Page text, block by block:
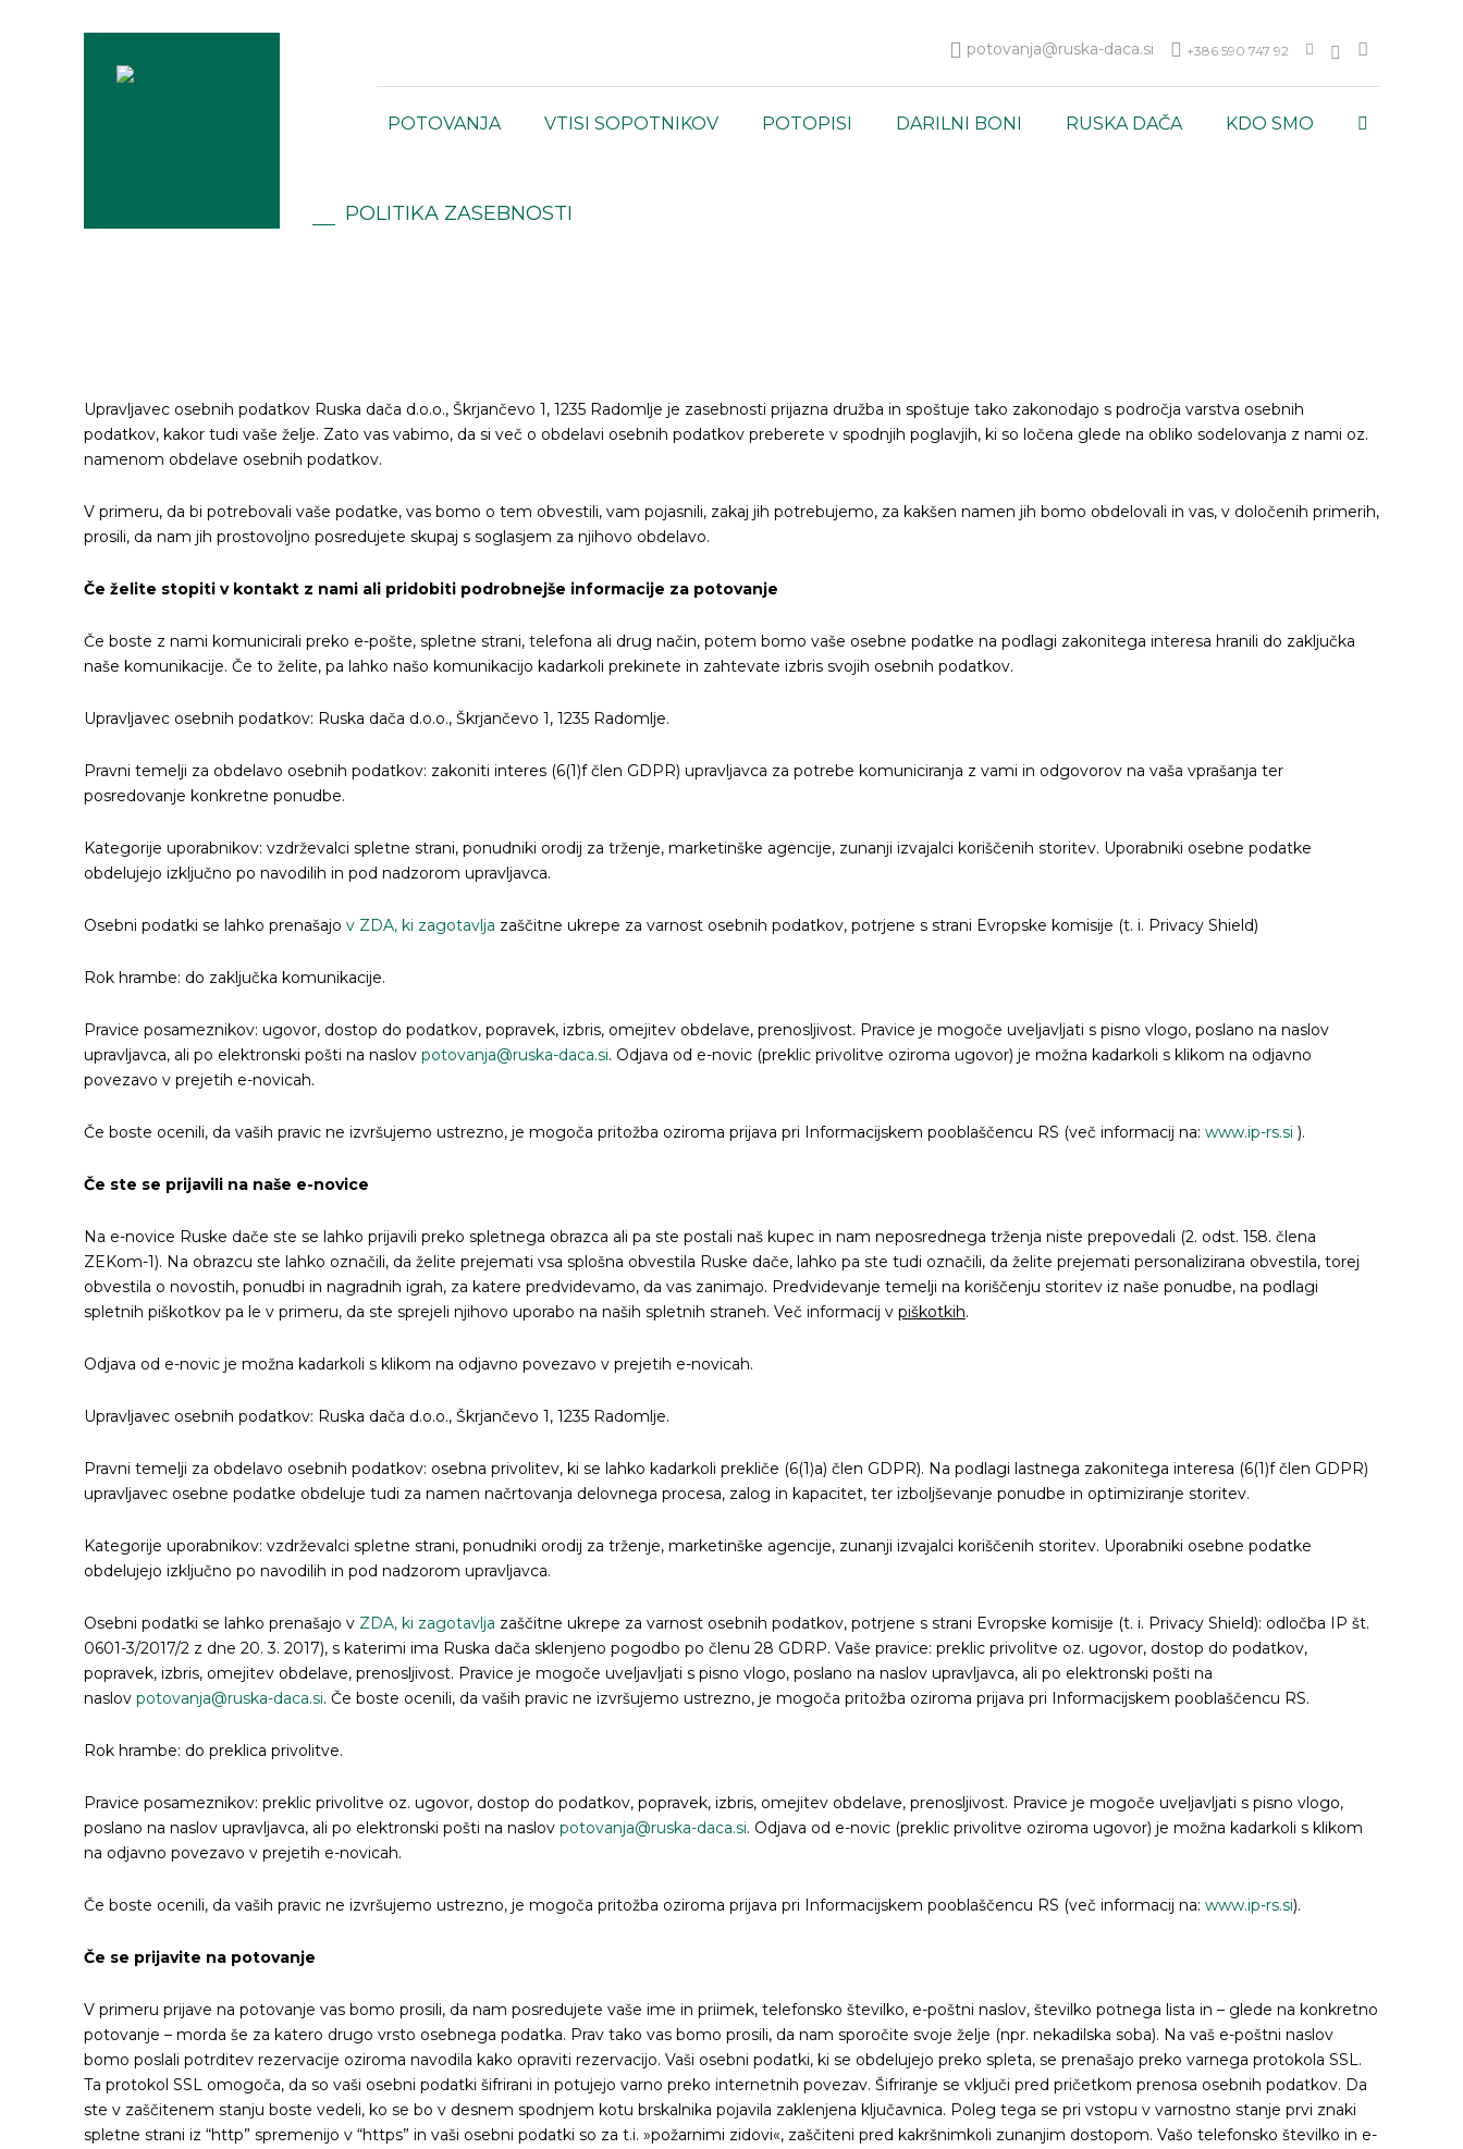
POLITIKA ZASEBNOSTI
potovanja@ruska-daca.si +386 590 747 92
POTOVANJA VTISI SOPOTNIKOV POTOPISI DARILNI BONI RUSKA DAČA KDO SMO
Upravljavec osebnih podatkov Ruska dača d.o.o., Škrjančevo 1, 1235 Radomlje je zasebnosti prijazna družba in spoštuje tako zakonodajo s področja varstva osebnih
podatkov, kakor tudi vaše želje. Zato vas vabimo, da si več o obdelavi osebnih podatkov preberete v spodnjih poglavjih, ki so ločena glede na obliko sodelovanja z nami oz.
namenom obdelave osebnih podatkov.
V primeru, da bi potrebovali vaše podatke, vas bomo o tem obvestili, vam pojasnili, zakaj jih potrebujemo, za kakšen namen jih bomo obdelovali in vas, v določenih primerih,
prosili, da nam jih prostovoljno posredujete skupaj s soglasjem za njihovo obdelavo.
Če želite stopiti v kontakt z nami ali pridobiti podrobnejše informacije za potovanje
Če boste z nami komunicirali preko e-pošte, spletne strani, telefona ali drug način, potem bomo vaše osebne podatke na podlagi zakonitega interesa hranili do zaključka
naše komunikacije. Če to želite, pa lahko našo komunikacijo kadarkoli prekinete in zahtevate izbris svojih osebnih podatkov.
Upravljavec osebnih podatkov: Ruska dača d.o.o., Škrjančevo 1, 1235 Radomlje.
Pravni temelji za obdelavo osebnih podatkov: zakoniti interes (6(1)f člen GDPR) upravljavca za potrebe komuniciranja z vami in odgovorov na vaša vprašanja ter
posredovanje konkretne ponudbe.
Kategorije uporabnikov: vzdrževalci spletne strani, ponudniki orodij za trženje, marketinške agencije, zunanji izvajalci koriščenih storitev. Uporabniki osebne podatke
obdelujejo izključno po navodilih in pod nadzorom upravljavca.
Osebni podatki se lahko prenašajo v ZDA, ki zagotavlja zaščitne ukrepe za varnost osebnih podatkov, potrjene s strani Evropske komisije (t. i. Privacy Shield)
Rok hrambe: do zaključka komunikacije.
Pravice posameznikov: ugovor, dostop do podatkov, popravek, izbris, omejitev obdelave, prenosljivost. Pravice je mogoče uveljavljati s pisno vlogo, poslano na naslov
upravljavca, ali po elektronski pošti na naslov potovanja@ruska-daca.si. Odjava od e-novic (preklic privolitve oziroma ugovor) je možna kadarkoli s klikom na odjavno
povezavo v prejetih e-novicah.
Če boste ocenili, da vaših pravic ne izvršujemo ustrezno, je mogoča pritožba oziroma prijava pri Informacijskem pooblaščencu RS (več informacij na: www.ip-rs.si ).
Če ste se prijavili na naše e-novice
Na e-novice Ruske dače ste se lahko prijavili preko spletnega obrazca ali pa ste postali naš kupec in nam neposrednega trženja niste prepovedali (2. odst. 158. člena
ZEKom-1). Na obrazcu ste lahko označili, da želite prejemati vsa splošna obvestila Ruske dače, lahko pa ste tudi označili, da želite prejemati personalizirana obvestila, torej
obvestila o novostih, ponudbi in nagradnih igrah, za katere predvidevamo, da vas zanimajo. Predvidevanje temelji na koriščenju storitev iz naše ponudbe, na podlagi
spletnih piškotkov pa le v primeru, da ste sprejeli njihovo uporabo na naših spletnih straneh. Več informacij v piškotkih.
Odjava od e-novic je možna kadarkoli s klikom na odjavno povezavo v prejetih e-novicah.
Upravljavec osebnih podatkov: Ruska dača d.o.o., Škrjančevo 1, 1235 Radomlje.
Pravni temelji za obdelavo osebnih podatkov: osebna privolitev, ki se lahko kadarkoli prekliče (6(1)a) člen GDPR). Na podlagi lastnega zakonitega interesa (6(1)f člen GDPR)
upravljavec osebne podatke obdeluje tudi za namen načrtovanja delovnega procesa, zalog in kapacitet, ter izboljševanje ponudbe in optimiziranje storitev.
Kategorije uporabnikov: vzdrževalci spletne strani, ponudniki orodij za trženje, marketinške agencije, zunanji izvajalci koriščenih storitev. Uporabniki osebne podatke
obdelujejo izključno po navodilih in pod nadzorom upravljavca.
Osebni podatki se lahko prenašajo v ZDA, ki zagotavlja zaščitne ukrepe za varnost osebnih podatkov, potrjene s strani Evropske komisije (t. i. Privacy Shield): odločba IP št.
0601-3/2017/2 z dne 20. 3. 2017), s katerimi ima Ruska dača sklenjeno pogodbo po členu 28 GDRP. Vaše pravice: preklic privolitve oz. ugovor, dostop do podatkov,
popravek, izbris, omejitev obdelave, prenosljivost. Pravice je mogoče uveljavljati s pisno vlogo, poslano na naslov upravljavca, ali po elektronski pošti na
naslov potovanja@ruska-daca.si. Če boste ocenili, da vaših pravic ne izvršujemo ustrezno, je mogoča pritožba oziroma prijava pri Informacijskem pooblaščencu RS.
Rok hrambe: do preklica privolitve.
Pravice posameznikov: preklic privolitve oz. ugovor, dostop do podatkov, popravek, izbris, omejitev obdelave, prenosljivost. Pravice je mogoče uveljavljati s pisno vlogo,
poslano na naslov upravljavca, ali po elektronski pošti na naslov potovanja@ruska-daca.si. Odjava od e-novic (preklic privolitve oziroma ugovor) je možna kadarkoli s klikom
na odjavno povezavo v prejetih e-novicah.
Če boste ocenili, da vaših pravic ne izvršujemo ustrezno, je mogoča pritožba oziroma prijava pri Informacijskem pooblaščencu RS (več informacij na: www.ip-rs.si).
Če se prijavite na potovanje
V primeru prijave na potovanje vas bomo prosili, da nam posredujete vaše ime in priimek, telefonsko številko, e-poštni naslov, številko potnega lista in – glede na konkretno
potovanje – morda še za katero drugo vrsto osebnega podatka. Prav tako vas bomo prosili, da nam sporočite svoje želje (npr. nekadilska soba). Na vaš e-poštni naslov
bomo poslali potrditev rezervacije oziroma navodila kako opraviti rezervacijo. Vaši osebni podatki, ki se obdelujejo preko spleta, se prenašajo preko varnega protokola SSL.
Ta protokol SSL omogoča, da so vaši osebni podatki šifrirani in potujejo varno preko internetnih povezav. Šifriranje se vključi pred pričetkom prenosa osebnih podatkov. Da
ste v zaščitenem stanju boste vedeli, ko se bo v desnem spodnjem kotu brskalnika pojavila zaklenjena ključavnica. Poleg tega se pri vstopu v varnostno stanje prvi znaki
spletne strani iz “http” spremenijo v “https” in vaši osebni podatki so za t.i. »požarnimi zidovi«, zaščiteni pred kakršnimkoli zunanjim dostopom. Vašo telefonsko številko in e-